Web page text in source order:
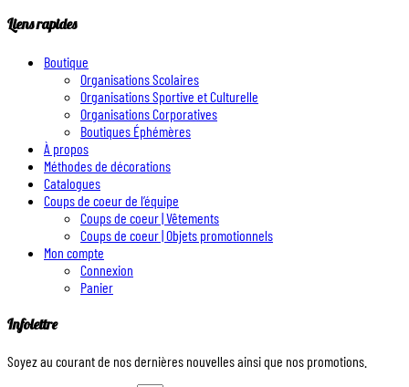
Liens rapides
Boutique
Organisations Scolaires
Organisations Sportive et Culturelle
Organisations Corporatives
Boutiques Éphémères
À propos
Méthodes de décorations
Catalogues
Coups de coeur de l’équipe
Coups de coeur | Vêtements
Coups de coeur | Objets promotionnels
Mon compte
Connexion
Panier
Infolettre
Soyez au courant de nos dernières nouvelles ainsi que nos promotions.